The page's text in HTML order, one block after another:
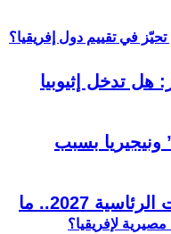
في تقييم دول إفريقيا؟
مصيرية لإفريقيا؟
هل تدخل إثيوبيا
بسبب
ارتباك في كينيا بشأن الانتخابات الرئاسية 2027.. ما